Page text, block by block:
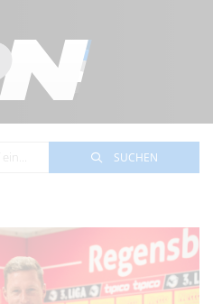
SUCHEN